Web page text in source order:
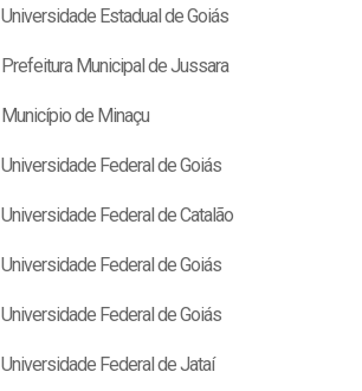
Universidade Estadual de Goiás
Prefeitura Municipal de Jussara
Município de Minaçu
Universidade Federal de Goiás
Universidade Federal de Catalão
Universidade Federal de Goiás
Universidade Federal de Goiás
Universidade Federal de Jataí